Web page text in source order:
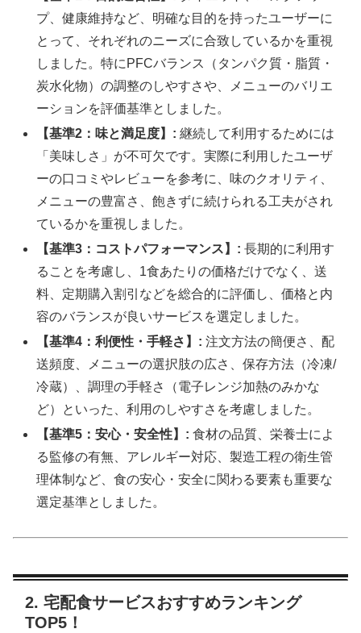
プ、健康維持など、明確な目的を持ったユーザーに
とって、それぞれのニーズに合致しているかを重視
しました。特にPFCバランス（タンパク質・脂質・
炭水化物）の調整のしやすさや、メニューのバリエ
ーションを評価基準としました。
【基準2：味と満足度】: 継続して利用するためには
「美味しさ」が不可欠です。実際に利用したユーザ
ーの口コミやレビューを参考に、味のクオリティ、
メニューの豊富さ、飽きずに続けられる工夫がされ
ているかを重視しました。
【基準3：コストパフォーマンス】: 長期的に利用す
ることを考慮し、1食あたりの価格だけでなく、送
料、定期購入割引などを総合的に評価し、価格と内
容のバランスが良いサービスを選定しました。
【基準4：利便性・手軽さ】: 注文方法の簡便さ、配
送頻度、メニューの選択肢の広さ、保存方法（冷凍/
冷蔵）、調理の手軽さ（電子レンジ加熱のみかな
ど）といった、利用のしやすさを考慮しました。
【基準5：安心・安全性】: 食材の品質、栄養士によ
る監修の有無、アレルギー対応、製造工程の衛生管
理体制など、食の安心・安全に関わる要素も重要な
選定基準としました。
2. 宅配食サービスおすすめランキング
TOP5！